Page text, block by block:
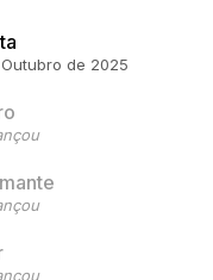
de 2025